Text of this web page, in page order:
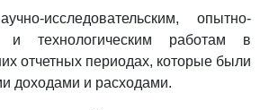
исследовательским, опытно-
и технологическим работам в
отчетных периодах, которые были
доходами и расходами.